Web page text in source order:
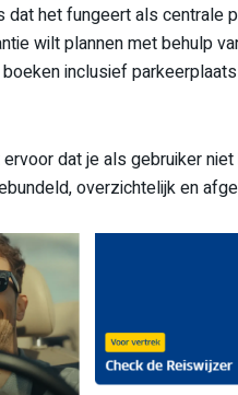
dat het fungeert als centrale
wilt plannen met behulp
inclusief
dat je als gebruiker
overzichtelijk en